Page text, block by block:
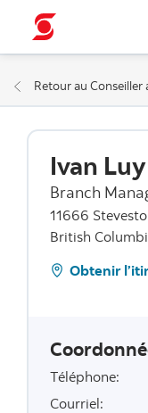
Retour au Conseiller
Ivan Luy
Branch
11666
British
Obtenir
Téléphone:
Courriel: